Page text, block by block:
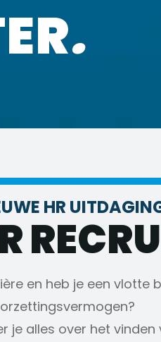
.
HR
en heb je een vlotte
je alles over het